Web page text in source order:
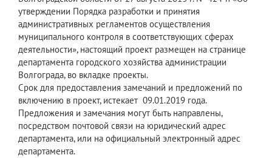
утверждении Порядка разработки и принятия
административных регламентов осуществления
муниципального контроля в соответствующих сферах
деятельности», настоящий проект размещен на странице
департамента городского хозяйства администрации
Волгограда, во вкладке проекты.
Срок для предоставления замечаний и предложений по
включению в проект, истекает 09.01.2019 года.
Предложения и замечания могут быть направлены,
посредством почтовой связи на юридический адрес
департамента, или на официальный электронный адрес
департамента.